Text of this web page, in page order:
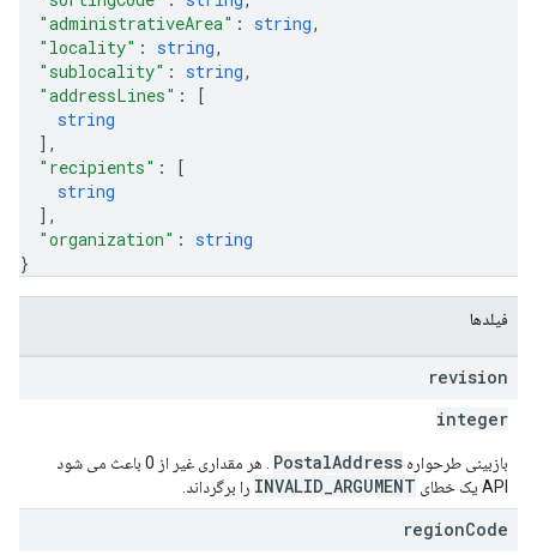
"administrativeArea" : string,
"locality" : string,
"sublocality" : string,
"addressLines" :
[
string
] ,
"recipients" :
[
string
] ,
"organization" : string
}
فیلدها
revision
integer
بازبینی طرحواره PostalAddress
. هر مقداری غیر از 0 باعث می شود
API یک خطای
INVALID_ARGUMENT را برگرداند.
regionCode